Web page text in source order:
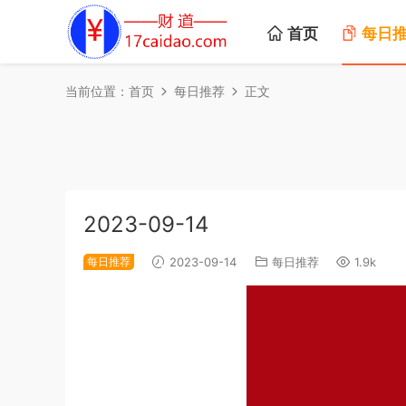
首页 每日
当前位置： 首页 每日推荐 正文
2023-09-14
每日推荐 2023-09-14 每日推荐 1.9k